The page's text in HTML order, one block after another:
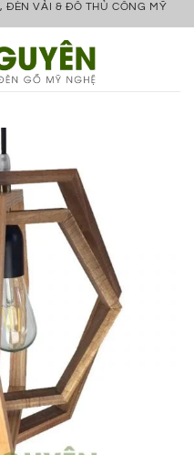
ĐÈN VẢI & ĐỒ THỦ CÔNG MỸ